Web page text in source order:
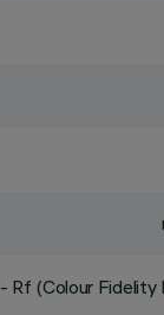
- Rf (Colour Fidelity